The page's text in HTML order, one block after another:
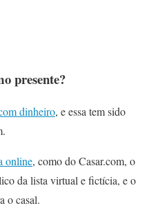
presente?
dinheiro, e essa tem sido
online, como do Casar.com, o
da lista virtual e fictícia, e o
o casal.